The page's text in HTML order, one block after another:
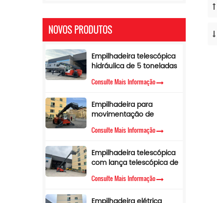
NOVOS PRODUTOS
Empilhadeira telescópica
hidráulica de 5 toneladas
altura de elevação de 17
Consulte Mais Informação
Empilhadeira para
movimentação de
lateral telescópica de 4
venda
Consulte Mais Informação
Empilhadeira telescópica
com lança telescópica de
empilhadeira telescópica
Consulte Mais Informação